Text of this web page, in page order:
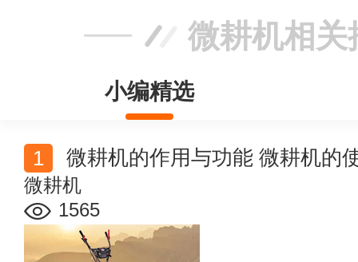
微耕机相关
小编精选
微耕机的作用与功能 微耕机的
微耕机
1565